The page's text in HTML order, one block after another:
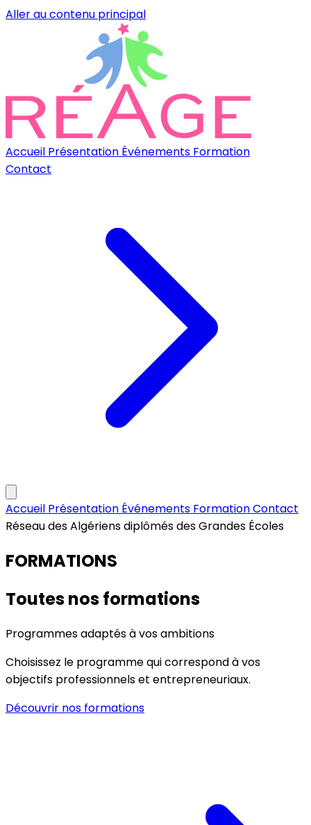
Aller au contenu principal
Accueil Présentation Événements Formation
Contact
Accueil Présentation Événements FormationContact
Réseau des Algériens diplômés des Grandes Écoles
FORMATIONS
Toutes nos formations
Programmes adaptés à vos ambitions
Choisissez le programme qui correspond à vos
objectifs professionnels et entrepreneuriaux.
Découvrir nos formations